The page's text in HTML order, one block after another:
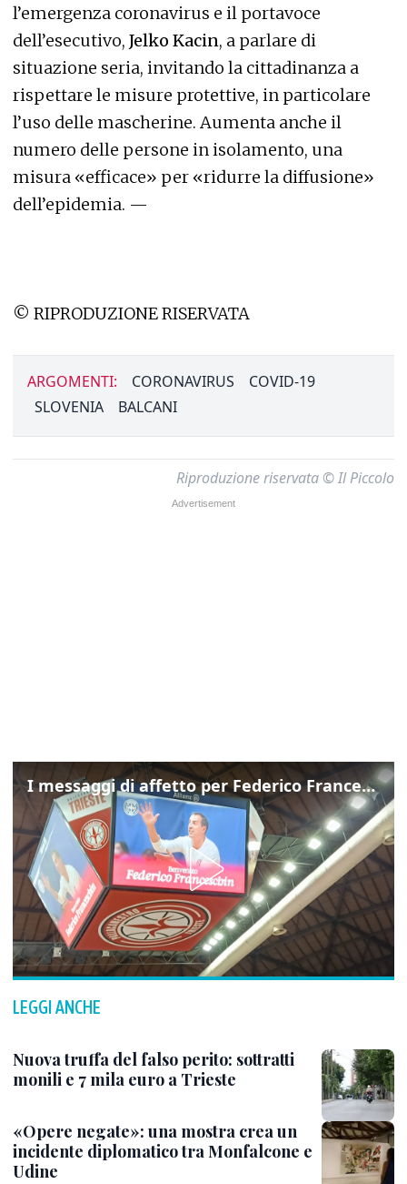
l’emergenza coronavirus e il portavoce
dell’esecutivo, Jelko Kacin, a parlare di
situazione seria, invitando la cittadinanza a
rispettare le misure protettive, in particolare
l’uso delle mascherine. Aumenta anche il
numero delle persone in isolamento, una
misura «efficace» per «ridurre la diffusione»
dell’epidemia. —
© RIPRODUZIONE RISERVATA
ARGOMENTI: CORONAVIRUS
COVID-19
SLOVENIA
BALCANI
Riproduzione riservata © Il Piccolo
I messaggi di affetto per Federico Franceschin: così il mondo del basket gli è stato accanto fino all’ultimo
LEGGI ANCHE
Nuova truffa del falso perito: sottratti
monili e 7 mila euro a Trieste
«Opere negate»: una mostra crea un
incidente diplomatico tra Monfalcone e
Udine